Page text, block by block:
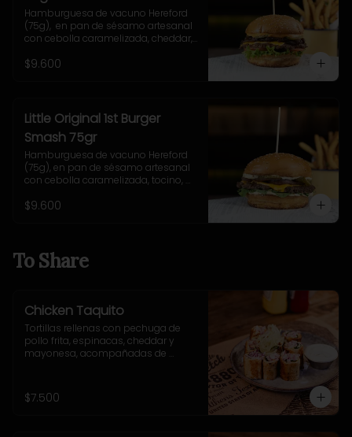
Hamburguesa de vacuno Hereford
(75g),  en pan de sésamo artesanal
con cebolla caramelizada, cheddar,
York. Incluye papas fritas rústicas.
$9.600
Little Original 1st Burger
Smash 75gr
Hamburguesa de vacuno Hereford
(75g), en pan de sésamo artesanal
con cebolla caramelizada, tocino,
casera Uncle Fletch. Incluye papas
$9.600
To Share
Chicken Taquito
Tortillas rellenas con pechuga de
pollo frita, espinacas, cheddar y
mayonesa, acompañadas de
$7.500